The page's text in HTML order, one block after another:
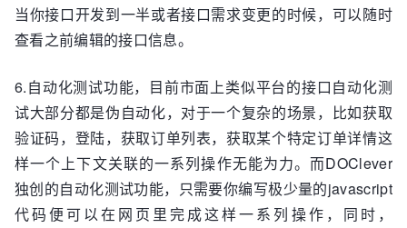
当你接口开发到一半或者接口需求变更的时候，可以随时
查看之前编辑的接口信息。
6.自动化测试功能，目前市面上类似平台的接口自动化测
试大部分都是伪自动化，对于一个复杂的场景，比如获取
验证码，登陆，获取订单列表，获取某个特定订单详情这
样一个上下文关联的一系列操作无能为力。而DOClever
独创的自动化测试功能，只需要你编写极少量的javascript
代码便可以在网页里完成这样一系列操作，同时，